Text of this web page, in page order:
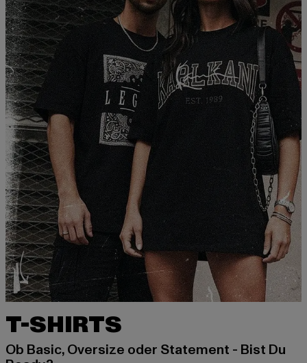
T-SHIRTS
Ob Basic, Oversize oder Statement - Bist Du